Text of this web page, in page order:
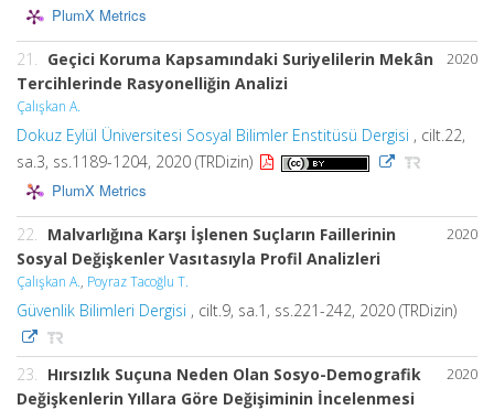
PlumX Metrics
2020
21.
Geçici Koruma Kapsamındaki Suriyelilerin Mekân
Tercihlerinde Rasyonelliğin Analizi
Çalışkan A.
Dokuz Eylül Üniversitesi Sosyal Bilimler Enstitüsü Dergisi , cilt.22,
sa.3, ss.1189-1204, 2020 (TRDizin)
PlumX Metrics
2020
22.
Malvarlığına Karşı İşlenen Suçların Faillerinin
Sosyal Değişkenler Vasıtasıyla Profil Analizleri
Çalışkan A., Poyraz Tacoğlu T.
Güvenlik Bilimleri Dergisi , cilt.9, sa.1, ss.221-242, 2020 (TRDizin)
2020
23.
Hırsızlık Suçuna Neden Olan Sosyo-Demografik
Değişkenlerin Yıllara Göre Değişiminin İncelenmesi